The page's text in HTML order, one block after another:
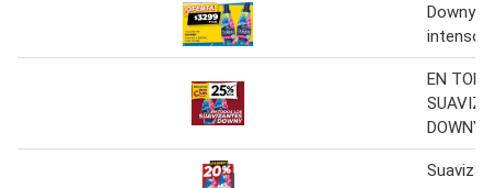
Downy
intenso
EN
DOWNY